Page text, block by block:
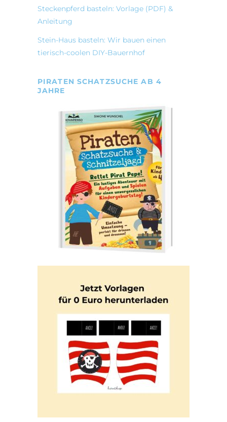
Steckenpferd basteln: Vorlage (PDF) &
Anleitung
Stein-Haus basteln: Wir bauen einen
tierisch-coolen DIY-Bauernhof
PIRATEN SCHATZSUCHE AB 4
JAHRE